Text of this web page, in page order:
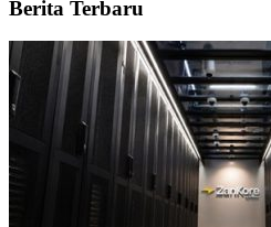
Berita Terbaru